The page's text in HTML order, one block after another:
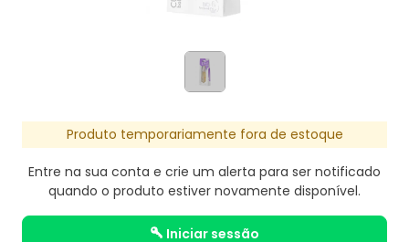
Produto temporariamente fora de estoque
Entre na sua conta e crie um alerta para ser notificado
quando o produto estiver novamente disponível.
iniciar sessão